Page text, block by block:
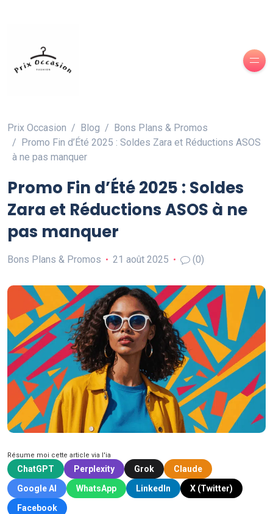
Prix Occasion Blog
Bons Plans & Promos
Promo Fin d’Été 2025 : Soldes Zara et Réductions ASOS
à ne pas manquer
Promo Fin d’Été 2025 : Soldes
Zara et Réductions ASOS à ne
pas manquer
Bons Plans & Promos 21 août 2025 (0)
Résume moi cette article via l'ia
ChatGPT Perplexity Grok
Claude
Google AI
WhatsApp LinkedIn
X (Twitter)
Facebook